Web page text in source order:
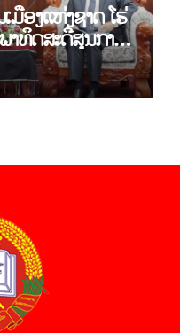
ມືອງແຫ່ງຊາດ ໂຮ່
າທິດສະດີສູນກາງ